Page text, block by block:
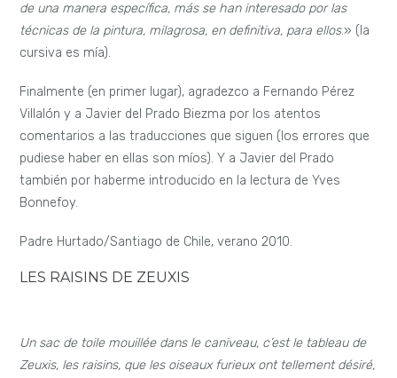
de una manera específica, más se han interesado por las
técnicas de la pintura, milagrosa, en definitiva, para ellos.» (la
cursiva es mía).
Finalmente (en primer lugar), agradezco a Fernando Pérez
Villalón y a Javier del Prado Biezma por los atentos
comentarios a las traducciones que siguen (los errores que
pudiese haber en ellas son míos). Y a Javier del Prado
también por haberme introducido en la lectura de Yves
Bonnefoy.
Padre Hurtado/Santiago de Chile, verano 2010.
LES RAISINS DE ZEUXIS
Un sac de toile mouillée dans le caniveau, c’est le tableau de
Zeuxis, les raisins, que les oiseaux furieux ont tellement désiré,